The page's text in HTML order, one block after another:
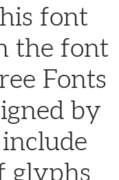
font
the font
Fonts
by
glyphs